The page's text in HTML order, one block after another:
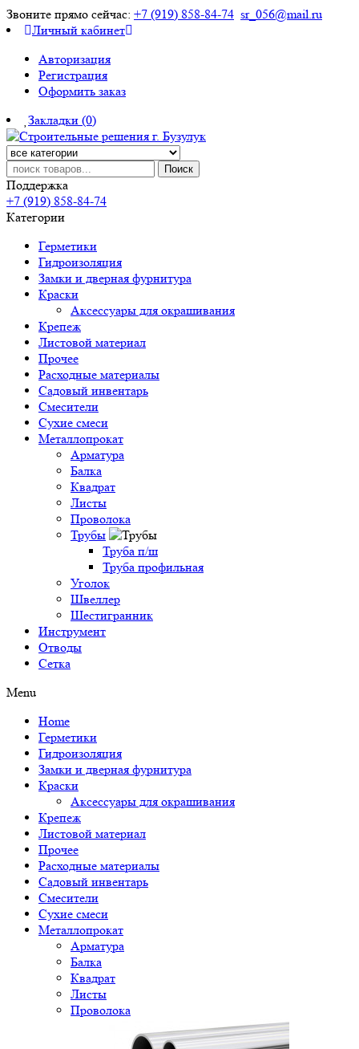
Звоните прямо сейчас: +7 (919) 858-84-74 sr_056@mail.ru
Личный кабинет
Авторизация
Регистрация
Оформить заказ
Закладки (0)
Поиск
Поддержка
+7 (919) 858-84-74
Категории
Герметики
Гидроизоляция
Замки и дверная фурнитура
Краски
Аксессуары для окрашивания
Крепеж
Листовой материал
Прочее
Расходные материалы
Садовый инвентарь
Смесители
Сухие смеси
Металлопрокат
Арматура
Балка
Квадрат
Листы
Проволока
Трубы
Труба п/ш
Труба профильная
Уголок
Швеллер
Шестигранник
Инструмент
Отводы
Сетка
Menu
Home
Герметики
Гидроизоляция
Замки и дверная фурнитура
Краски
Аксессуары для окрашивания
Крепеж
Листовой материал
Прочее
Расходные материалы
Садовый инвентарь
Смесители
Сухие смеси
Металлопрокат
Арматура
Балка
Квадрат
Листы
Проволока